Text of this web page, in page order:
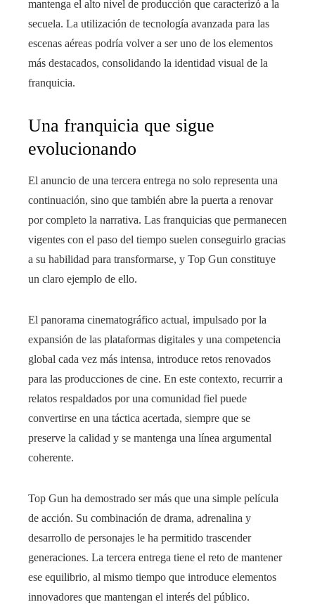
mantenga el alto nivel de producción que caracterizó a la
secuela. La utilización de tecnología avanzada para las
escenas aéreas podría volver a ser uno de los elementos
más destacados, consolidando la identidad visual de la
franquicia.
Una franquicia que sigue
evolucionando
El anuncio de una tercera entrega no solo representa una
continuación, sino que también abre la puerta a renovar
por completo la narrativa. Las franquicias que permanecen
vigentes con el paso del tiempo suelen conseguirlo gracias
a su habilidad para transformarse, y Top Gun constituye
un claro ejemplo de ello.
El panorama cinematográfico actual, impulsado por la
expansión de las plataformas digitales y una competencia
global cada vez más intensa, introduce retos renovados
para las producciones de cine. En este contexto, recurrir a
relatos respaldados por una comunidad fiel puede
convertirse en una táctica acertada, siempre que se
preserve la calidad y se mantenga una línea argumental
coherente.
Top Gun ha demostrado ser más que una simple película
de acción. Su combinación de drama, adrenalina y
desarrollo de personajes le ha permitido trascender
generaciones. La tercera entrega tiene el reto de mantener
ese equilibrio, al mismo tiempo que introduce elementos
innovadores que mantengan el interés del público.